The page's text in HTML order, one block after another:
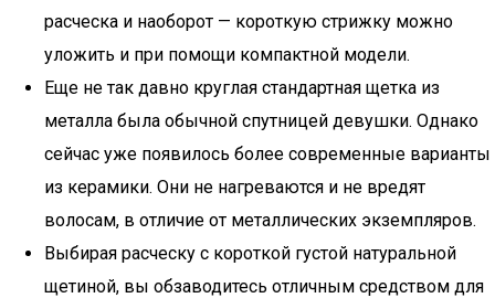
расческа и наоборот — короткую стрижку можно
уложить и при помощи компактной модели.
Еще не так давно круглая стандартная щетка из
металла была обычной спутницей девушки. Однако
сейчас уже появилось более современные варианты
из керамики. Они не нагреваются и не вредят
волосам, в отличие от металлических экземпляров.
Выбирая расческу с короткой густой натуральной
щетиной, вы обзаводитесь отличным средством для